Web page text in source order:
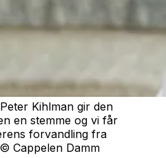
Kihlman gir den
en stemme og vi får
forvandling fra
Cappelen Damm